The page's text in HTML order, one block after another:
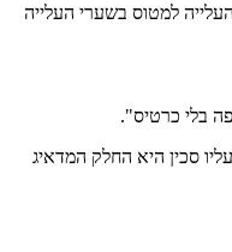
למטוס בשערי העלייה
בלי כרטיס".
סכין היא החלק המדאיג